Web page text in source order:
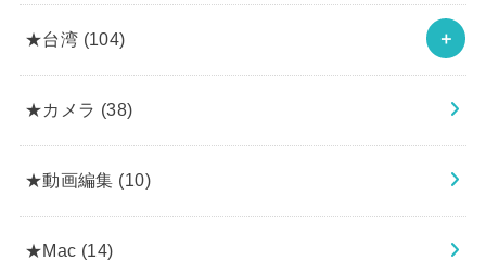
★台湾 (104)
★カメラ (38)
★動画編集 (10)
★Mac (14)